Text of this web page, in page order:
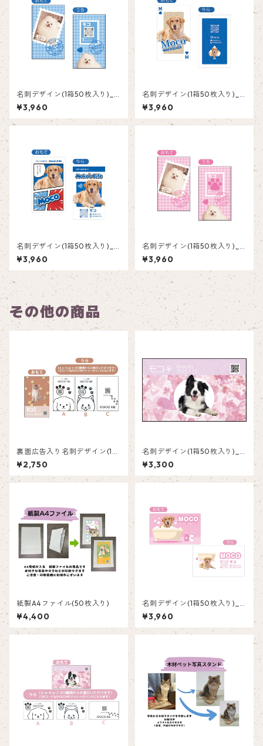
名刺デザイン(1箱50枚入り)_
切手_PS002
¥3,960
名刺デザイン(1箱50枚入り)_
トランプ_TRB002
¥3,960
名刺デザイン(1箱50枚入り)_
コミック_COB002
¥3,960
名刺デザイン(1箱50枚入り)_
切手_PS001
¥3,960
その他の商品
裏面広告入り名刺デザイン(1箱
50枚入り)_肉球_PP002ad
¥2,750
名刺デザイン(1箱50枚入り)_
ピンク_P001
¥3,300
紙製A4ファイル(50枚入り)
¥4,400
名刺デザイン(1箱50枚入り)_
バスルーム_BLP001
¥3,960